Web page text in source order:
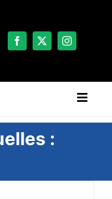
RECHERCHER:
UNES
: